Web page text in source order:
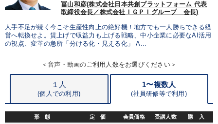
冨山和彦(株式会社日本共創プラットフォーム 代表
取締役会長／株式会社ＩＧＰＩグループ 会長)
人手不足が続く今こそ生産性向上の絶好機！地方でも一人勝ちできる経
営へ転換せよ。賃上げで収益力も上げる戦略、中小企業に必要なAI活用
の視点、変革の急所「分ける化・見える化」 A...
＜音声・動画のご利用人数をお選びください＞
１人
(個人での利用)
1〜複数人
(社員研修等で利用)
形 態 定 価 会員価格 受講人数 購 入